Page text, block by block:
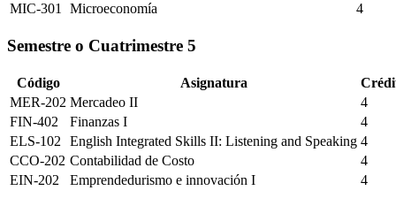
MIC-301
Microeconomía 4
Semestre o Cuatrimestre 5
Código Asignatura
MER-202 Mercadeo II
4
FIN-402
Finanzas I
4
ELS-102
English Integrated Skills II: Listening and Speaking 4
CCO-202 Contabilidad de Costo
4
EIN-202
Emprendedurismo e innovación I 4